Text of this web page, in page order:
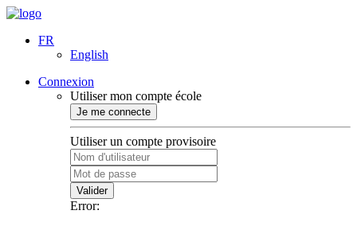
FR
English
Connexion
Utiliser mon compte école
Je me connecte
Utiliser un compte provisoire
Valider
Error: